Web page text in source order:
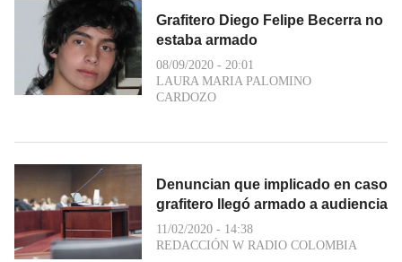
Grafitero Diego Felipe Becerra no
estaba armado
08/09/2020 - 20:01
LAURA MARIA PALOMINO
CARDOZO
Denuncian que implicado en caso
grafitero llegó armado a audiencia
11/02/2020 - 14:38
REDACCIÓN W RADIO COLOMBIA